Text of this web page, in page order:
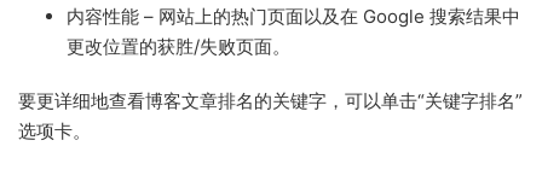
内容性能 – 网站上的热门页面以及在 Google 搜索结果中
更改位置的获胜/失败页面。
要更详细地查看博客文章排名的关键字，可以单击“关键字排名”
选项卡。